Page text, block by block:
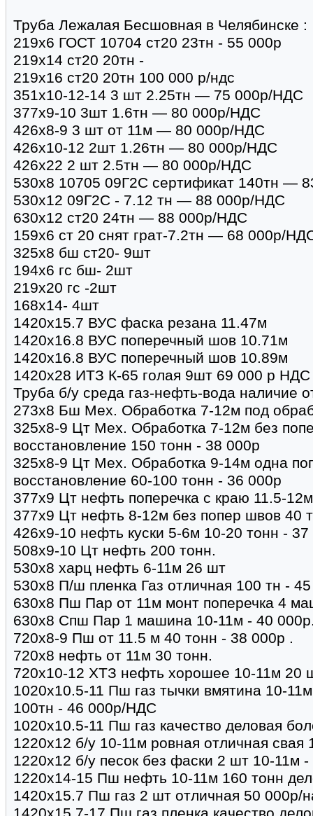
Труба Лежалая Бесшовная в Челябинске :
219х6 ГОСТ 10704 ст20 23тн - 55 000р
219х14 ст20 20тн -
219х16 ст20 20тн 100 000 р/ндс
351х10-12-14 3 шт 2.25тн — 75 000р/НДС
377х9-10 3шт 1.6тн — 80 000р/НДС
426х8-9 3 шт от 11м — 80 000р/НДС
426х10-12 2шт 1.26тн — 80 000р/НДС
426х22 2 шт 2.5тн — 80 000р/НДС
530х8 10705 09Г2С сертификат 140тн —
530х12 09Г2С - 7.12 тн — 88 000р/НДС
630х12 ст20 24тн — 88 000р/НДС
159х6 ст 20 снят грат-7.2тн — 68 000р/
325х8 бш ст20- 9шт
194х6 гс бш- 2шт
219х20 гс -2шт
168х14- 4шт
1420х15.7 ВУС фаска резана 11.47м
1420х16.8 ВУС поперечный шов 10.71м
1420х16.8 ВУС поперечный шов 10.89м
1420х28 ИТЗ К-65 голая 9шт 69 000 р НДС
Труба б/у среда газ-нефть-вода наличие
273х8 Бш Мех. Обработка 7-12м под
325х8-9 Цт Мех. Обработка 7-12м без
восстановление 150 тонн - 38 000р
325х8-9 Цт Мех. Обработка 9-14м одна
восстановление 60-100 тонн - 36 000р
377х9 Цт нефть поперечка с краю 11.5-
377х9 Цт нефть 8-12м без попер швов 40
426х9-10 нефть куски 5-6м 10-20 тонн - 37
508х9-10 Цт нефть 200 тонн.
530х8 харц нефть 6-11м 26 шт
530х8 П/ш пленка Газ отличная 100 тн -
630х8 Пш Пар от 11м монт поперечка 4
630х8 Спш Пар 1 машина 10-11м - 40
720х8-9 Пш от 11.5 м 40 тонн - 38 000р .
720х8 нефть от 11м 30 тонн.
720х10-12 ХТЗ нефть хорошее 10-11м 20
1020х10.5-11 Пш газ тычки вмятина 10-
100тн - 46 000р/НДС
1020х10.5-11 Пш газ качество деловая
1220х12 б/у 10-11м ровная отличная
1220х12 б/у песок без фаски 2 шт 10-11м
1220х14-15 Пш нефть 10-11м 160 тонн
1420х15.7 Пш газ 2 шт отличная 50 000р/